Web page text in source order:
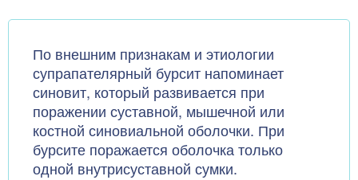
По внешним признакам и этиологии
супрапателярный бурсит напоминает
синовит, который развивается при
поражении суставной, мышечной или
костной синовиальной оболочки. При
бурсите поражается оболочка только
одной внутрисуставной сумки.